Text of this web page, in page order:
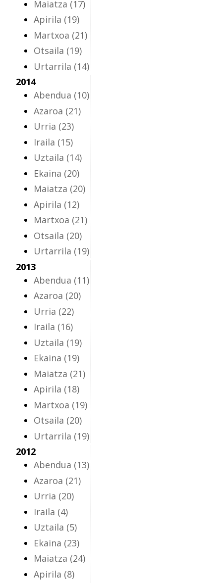
Maiatza (17)
Apirila (19)
Martxoa (21)
Otsaila (19)
Urtarrila (14)
2014
Abendua (10)
Azaroa (21)
Urria (23)
Iraila (15)
Uztaila (14)
Ekaina (20)
Maiatza (20)
Apirila (12)
Martxoa (21)
Otsaila (20)
Urtarrila (19)
2013
Abendua (11)
Azaroa (20)
Urria (22)
Iraila (16)
Uztaila (19)
Ekaina (19)
Maiatza (21)
Apirila (18)
Martxoa (19)
Otsaila (20)
Urtarrila (19)
2012
Abendua (13)
Azaroa (21)
Urria (20)
Iraila (4)
Uztaila (5)
Ekaina (23)
Maiatza (24)
Apirila (8)